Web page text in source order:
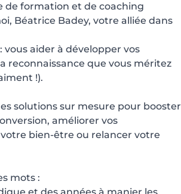
de formation et de coaching
Béatrice Badey, votre alliée dans
aider à développer vos
reconnaissance que vous méritez
!).
solutions sur mesure pour booster
améliorer vos
bien-être ou relancer votre
mots :